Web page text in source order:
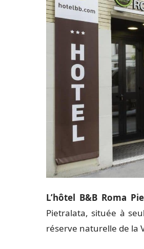
L’hôtel B&B Roma
Pietralata, située à
réserve naturelle de la